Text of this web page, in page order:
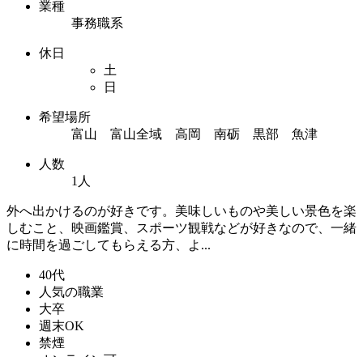
業種
事務職系
休日
土
日
希望場所
富山 富山全域 高岡 南砺 黒部 魚津
人数
1人
外へ出かけるのが好きです。美味しいものや美しい景色を楽
しむこと、映画鑑賞、スポーツ観戦などが好きなので、一緒
に時間を過ごしてもらえる方、よ...
40代
人気の職業
大卒
週末OK
禁煙